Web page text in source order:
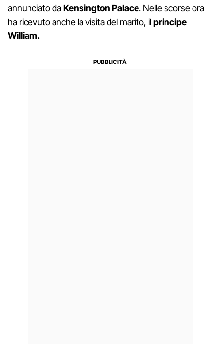
annunciato daKensington Palace. Nelle scorse ora
ha ricevuto anche la visita del marito, ilprincipe
William.